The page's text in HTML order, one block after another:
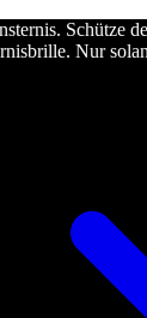
Schütze
Nur